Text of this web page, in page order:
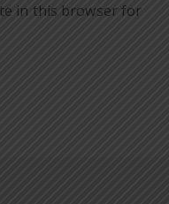
in this browser for